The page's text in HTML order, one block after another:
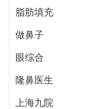
脂肪填充
做鼻子
眼综合
隆鼻医生
上海九院